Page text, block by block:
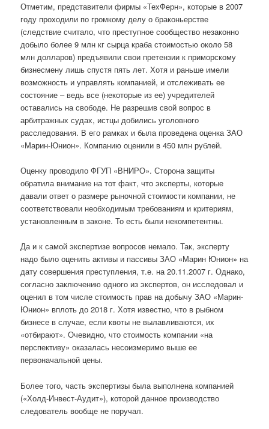
Отметим, представители фирмы «ТехФерн», которые в 2007
году проходили по громкому делу о браконьерстве
(следствие считало, что преступное сообщество незаконно
добыло более 9 млн кг сырца краба стоимостью около 58
млн долларов) предъявили свои претензии к приморскому
бизнесмену лишь спустя пять лет. Хотя и раньше имели
возможность и управлять компанией, и отслеживать ее
состояние – ведь все (некоторые из ее) учредителей
оставались на свободе. Не разрешив свой вопрос в
арбитражных судах, истцы добились уголовного
расследования. В его рамках и была проведена оценка ЗАО
«Марин-Юнион». Компанию оценили в 450 млн рублей.
Оценку проводило ФГУП «ВНИРО». Сторона защиты
обратила внимание на тот факт, что эксперты, которые
давали ответ о размере рыночной стоимости компании, не
соответствовали необходимым требованиям и критериям,
установленным в законе. То есть были некомпетентны.
Да и к самой экспертизе вопросов немало. Так, эксперту
надо было оценить активы и пассивы ЗАО «Марин Юнион» на
дату совершения преступления, т.е. на 20.11.2007 г. Однако,
согласно заключению одного из экспертов, он исследовал и
оценил в том числе стоимость прав на добычу ЗАО «Марин-
Юнион» вплоть до 2018 г. Хотя известно, что в рыбном
бизнесе в случае, если квоты не вылавливаются, их
«отбирают». Очевидно, что стоимость компании «на
перспективу» оказалась несоизмеримо выше ее
первоначальной цены.
Более того, часть экспертизы была выполнена компанией
(«Холд-Инвест-Аудит»), которой данное производство
следователь вообще не поручал.